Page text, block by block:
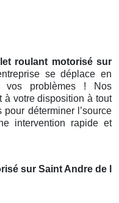
roulant motorisé sur
se déplace en
vos problèmes ! Nos
à votre disposition à tout
déterminer l’source
intervention rapide et
sur Saint Andre de l